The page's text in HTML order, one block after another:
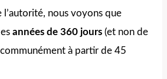
l’autorité, nous voyons que
années de 360 jours (et non de
à partir de 45